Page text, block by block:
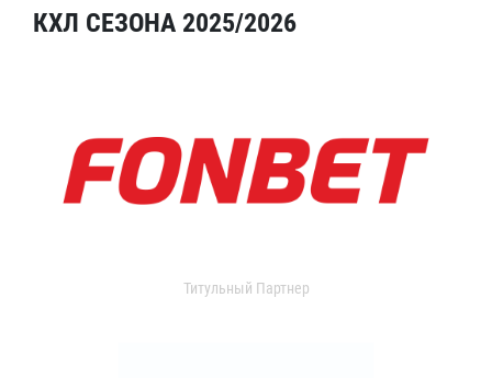
КХЛ СЕЗОНА 2025/2026
Титульный Партнер